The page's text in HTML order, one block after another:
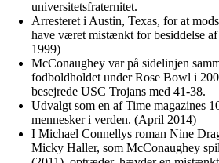
universitetsfraternitet.
Arresteret i Austin, Texas, for at
have været mistænkt for besiddelse
1999)
McConaughey var på sidelinjen
fodboldholdet under Rose Bowl i
besejrede USC Trojans med 41-38.
Udvalgt som en af Time magazines
mennesker i verden. (April 2014)
I Michael Connellys roman Nine
Micky Haller, som McConaughey